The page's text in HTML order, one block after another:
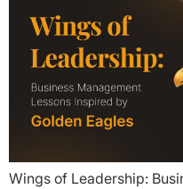
Wings of Leadership: